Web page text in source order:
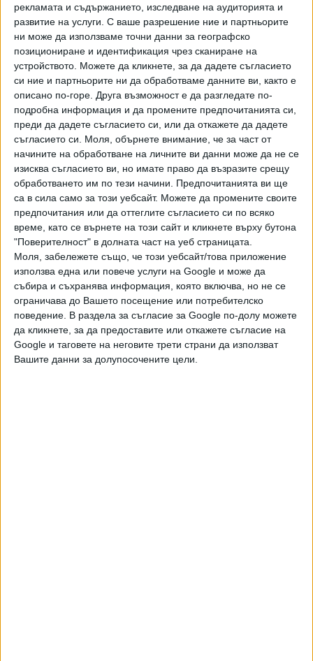
рекламата и съдържанието, изследване на аудиторията и
развитие на услуги. С ваше разрешение ние и партньорите
ни може да използваме точни данни за географско
позициониране и идентификация чрез сканиране на
устройството. Можете да кликнете, за да дадете съгласието
си ние и партньорите ни да обработваме данните ви, както е
описано по-горе. Друга възможност е да разгледате по-
подробна информация и да промените предпочитанията си,
преди да дадете съгласието си, или да откажете да дадете
съгласието си.
Моля, обърнете внимание, че за част от
начините на обработване на личните ви данни може да не се
изисква съгласието ви, но имате право да възразите срещу
обработването им по тези начини. Предпочитанията ви ще
са в сила само за този уебсайт. Можете да промените своите
предпочитания или да оттеглите съгласието си по всяко
време, като се върнете на този сайт и кликнете върху бутона
"Поверителност" в долната част на уеб страницата.
Моля, забележете също, че този уебсайт/това приложение
използва една или повече услуги на Google и може да
събира и съхранява информация, която включва, но не се
ограничава до Вашето посещение или потребителско
поведение. В раздела за съгласие за Google по-долу можете
да кликнете, за да предоставите или откажете съгласие на
Google и таговете на неговите трети страни да използват
Вашите данни за долупосочените цели.
Ако искате да подкрепите независимата
можете да направите дарение през
PayPal
Ключови думи: метеор,Словения,централна европа
Още новини по темата
Евроскептиците направиха правителство в
Словения
05 Юни 2026
Метеор избухна над САЩ със сила, равна на 300